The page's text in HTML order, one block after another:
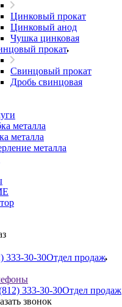
Цинковый прокат
Цинковый анод
Чушка цинковая
прокат
Свинцовый прокат
Дробь свинцовая
металла
металла
металла
333-30-30Отдел продаж
333-30-30Отдел продаж
звонок